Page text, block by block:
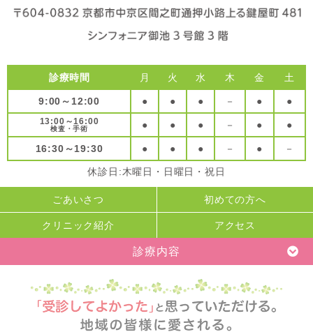
休診日:木曜日・日曜日・祝日
診療時間 月 火 水 木 金 土
9:00～12:00 ● ● ● － ● ●
13:00～16:00
検査・手術 ● ● ● － ● ●
16:30～19:30 ● ● ● － ● －
ごあいさつ 初めての方へ
クリニック紹介 アクセス
診療内容